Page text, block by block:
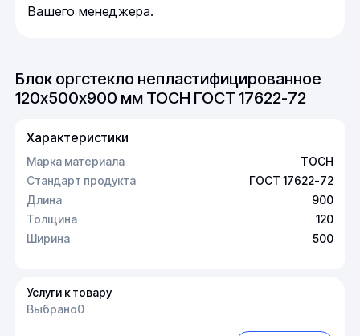
Вашего менеджера.
Блок оргстекло непластифицированное
120х500х900 мм ТОСН ГОСТ 17622-72
Характеристики
Марка материала
ТОСН
Стандарт продукта
ГОСТ 17622-72
Длина
900
Толщина
120
Ширина
500
Услуги к товару
Выбрано0